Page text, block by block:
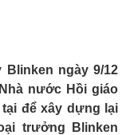
Blinken ngày 9/12
nước Hồi giáo
để xây dựng lại
trưởng Blinken